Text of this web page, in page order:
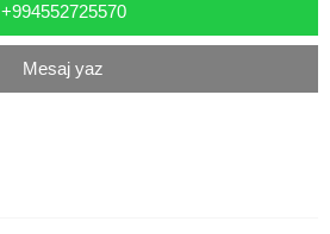
+994552725570
Mesaj yaz